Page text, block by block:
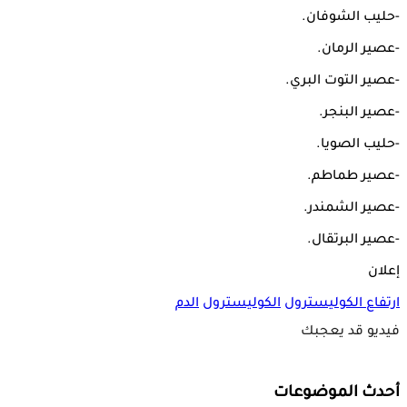
-حليب الشوفان.
-عصير الرمان.
-عصير التوت البري.
-عصير البنجر.
-حليب الصويا.
-عصير طماطم.
-عصير الشمندر.
-عصير البرتقال.
إعلان
ارتفاع الكوليسترول الكوليسترول الدم
فيديو قد يعجبك
أحدث الموضوعات